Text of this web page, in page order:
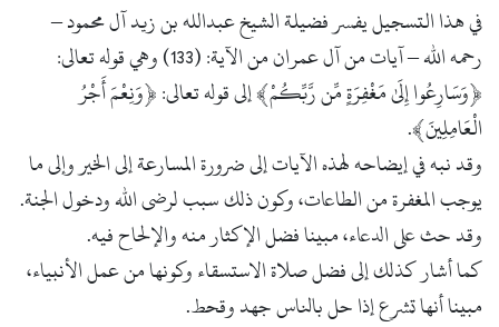
في هذا التسجيل يفسر فضيلة الشيخ عبدالله بن زيد آل محمود –
رحمه الله – آيات من آل عمران من الآية: (133) وهي قوله تعالى:
﴿وَسَارِعُوا إِلَىٰ مَغْفِرَةٍ مِّن رَّبِّكُمْ﴾ إلى قوله تعالى: ﴿وَنِعْمَ أَجْرُ
الْعَامِلِينَ﴾.
وقد نبه في إيضاحه لهذه الآيات إلى ضرورة المسارعة إلى الخير وإلى ما
يوجب المغفرة من الطاعات، وكون ذلك سبب لرضى الله ودخول الجنة.
وقد حث على الدعاء، مبينا فضل الإكثار منه والإلحاح فيه.
كما أشار كذلك إلى فضل صلاة الاستسقاء وكونها من عمل الأنبياء،
مبينا أنها تشرع إذا حل بالناس جهد وقحط.